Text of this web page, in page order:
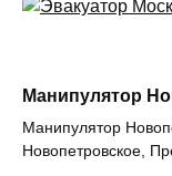
Манипулятор
Манипулятор
Новопетровское,